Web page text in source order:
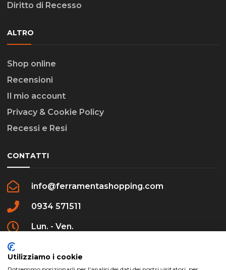
Diritto di Recesso
ALTRO
Shop online
Recensioni
Il mio account
Privacy & Cookie Policy
Recessi e Resi
CONTATTI
info@ferramentashopping.com
0934 571511
Lun. - Ven.
Utilizziamo i cookie